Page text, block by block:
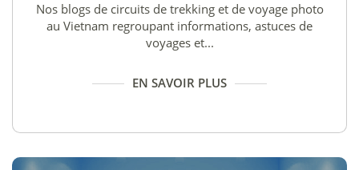
Nos blogs de circuits de trekking et de voyage photo
au Vietnam regroupant informations, astuces de
voyages et...
EN SAVOIR PLUS